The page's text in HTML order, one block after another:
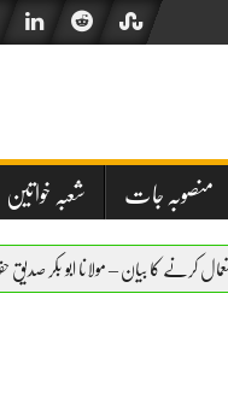
منصوبہ جات شعبہ خواتین
ابو بکر صدیق حفظہ اللہ